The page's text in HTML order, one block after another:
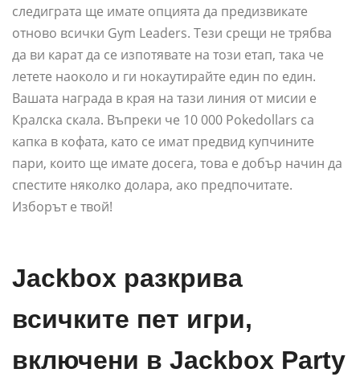
следиграта ще имате опцията да предизвикате
отново всички Gym Leaders. Тези срещи не трябва
да ви карат да се изпотявате на този етап, така че
летете наоколо и ги нокаутирайте един по един.
Вашата награда в края на тази линия от мисии е
Кралска скала. Въпреки че 10 000 Pokedollars са
капка в кофата, като се имат предвид купчините
пари, които ще имате досега, това е добър начин да
спестите няколко долара, ако предпочитате.
Изборът е твой!
Jackbox разкрива
всичките пет игри,
включени в Jackbox Party